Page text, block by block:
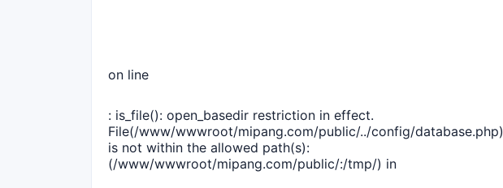
on line
: is_file(): open_basedir restriction in effect.
File(/www/wwwroot/mipang.com/public/../config/database.php)
is not within the allowed path(s):
(/www/wwwroot/mipang.com/public/:/tmp/) in